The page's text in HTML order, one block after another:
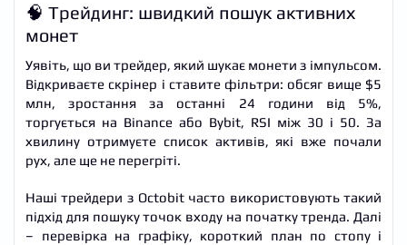
🧠 Трейдинг: швидкий пошук активних
монет
Уявіть, що ви трейдер, який шукає монети з імпульсом.
Відкриваєте скрінер і ставите фільтри: обсяг вище $5
млн, зростання за останні 24 години від 5%,
торгується на Binance або Bybit, RSI між 30 і 50. За
хвилину отримуєте список активів, які вже почали
рух, але ще не перегріті.
Наші трейдери з Octobit часто використовують такий
підхід для пошуку точок входу на початку тренда. Далі
– перевірка на графіку, короткий план по стопу і